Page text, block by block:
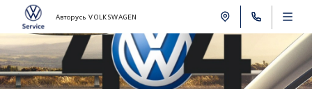
Авторусь VOLKSWAGEN